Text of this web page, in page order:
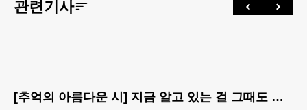
관련기사
[추억의 아름다운 시] 지금 알고 있는 걸 그때도 알았더라면